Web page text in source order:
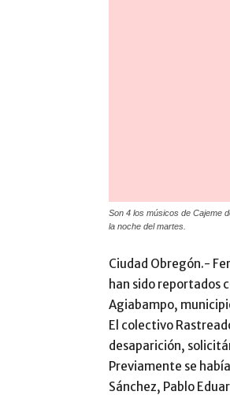
Son 4 los músicos de Cajeme
la noche del martes.
Ciudad Obregón.-
han sido reportados
Agiabampo,
El colectivo
desaparición,
Previamente se
Sánchez, Pablo